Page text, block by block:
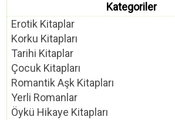
Kategoriler
Erotik Kitaplar
Korku Kitapları
Tarihi Kitaplar
Çocuk Kitapları
Romantik Aşk Kitapları
Yerli Romanlar
Öykü Hikaye Kitapları